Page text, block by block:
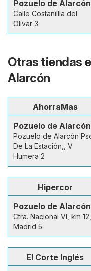
Pozuelo de Alarcón
Calle Costanillla del
Olivar 3
Otras tiendas
Alarcón
AhorraMas
Pozuelo de Alarcón
Pozuelo de Alarcón
De La Estación,, V
Humera 2
Hipercor
Pozuelo de Alarcón
Ctra. Nacional VI, km 12,
Madrid 5
El Corte Inglés